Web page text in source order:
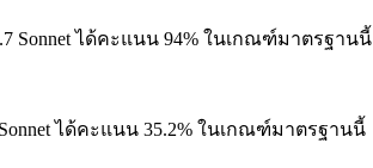
Sonnet ได้คะแนน 94% ในเกณฑ์มาตรฐานนี้
Sonnet ได้คะแนน 35.2% ในเกณฑ์มาตรฐานนี้